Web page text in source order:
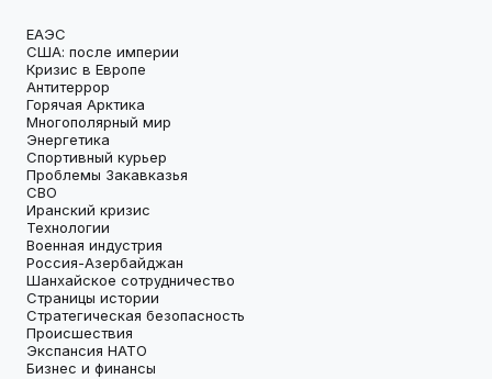
ЕАЭС
США: после империи
Кризис в Европе
Антитеррор
Горячая Арктика
Многополярный мир
Энергетика
Спортивный курьер
Проблемы Закавказья
СВО
Иранский кризис
Технологии
Военная индустрия
Россия-Азербайджан
Шанхайское сотрудничество
Страницы истории
Стратегическая безопасность
Происшествия
Экспансия НАТО
Бизнес и финансы